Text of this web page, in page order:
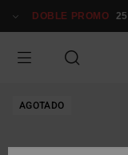
información
DOBLE PROMO
AGOTADO